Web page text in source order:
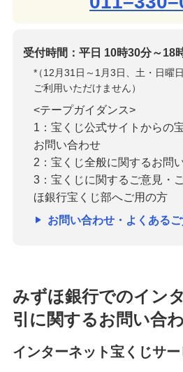
受付時間：平日 10時30分～18
*
（12月31日～1月3日、土・日曜
ご利用いただけません）
<テープガイダンス>
1：宝くじ公式サイトからの
お問い合わせ
2：宝くじ全般に関するお問
3：宝くじに関するご意見・
ほ銀行宝くじ部へご用の方
お問い合わせ・よくあるご
みずほ銀行でのイン
引に関するお問い合
インターネット宝くじサ